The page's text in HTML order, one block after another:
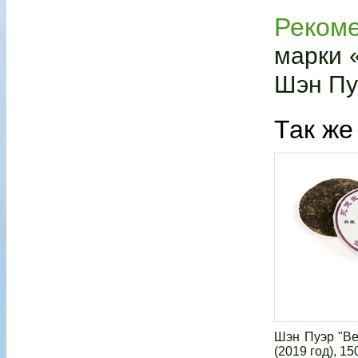
марки
Шэн
Так же
Шэн Пуэр
(2019 год),